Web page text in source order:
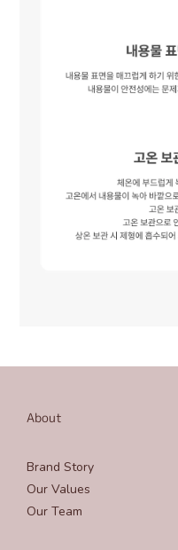
About
Brand Story
Our Values
Our Team